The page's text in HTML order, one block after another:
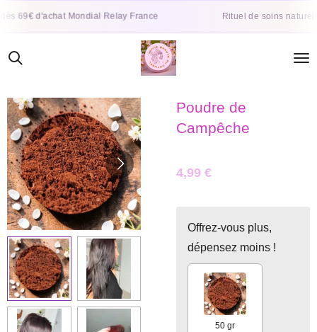
Mondial Relay France Rituel de soins naturels et
Passer
contenu
Poudre de
Campêche
4,99 €
Offrez-vous plus,
dépensez moins !
50 gr